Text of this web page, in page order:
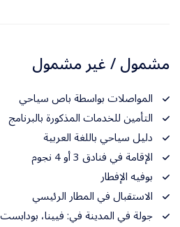
مشمول / غير مشمول
المواصلات بواسطة باص سياحي
التأمين للخدمات المذكورة بالبرنامج
دليل سياحي باللغة العربية
الإقامة في فنادق 3 أو 4 نجوم
بوفيه الإفطار
الاستقبال في المطار الرئيسي
جولة في المدينة في: فيينا،